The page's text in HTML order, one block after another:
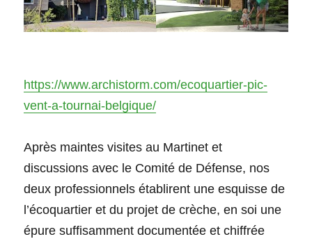
https://www.archistorm.com/ecoquartier-pic-
vent-a-tournai-belgique/
Après maintes visites au Martinet et
discussions avec le Comité de Défense, nos
deux professionnels établirent une esquisse de
l’écoquartier et du projet de crèche, en soi une
épure suffisamment documentée et chiffrée